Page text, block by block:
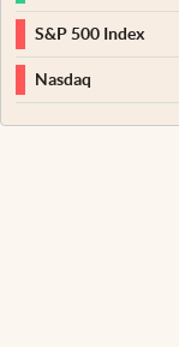
S&P 500 Index
Nasdaq